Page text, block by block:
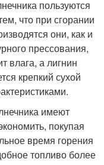
пользуются
что при сгорании
они, как и
прессования,
влага, а лигнин
крепкий сухой
имеют
покупая
время горения
топливо более